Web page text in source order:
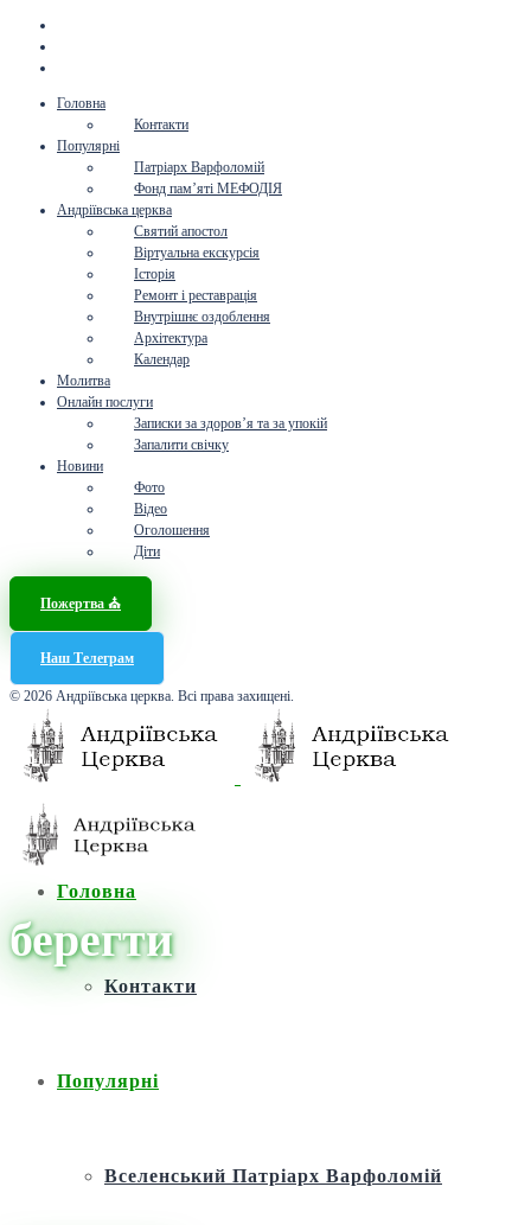
Головна
Контакти
Популярні
Патріарх Варфоломій
Фонд пам’яті МЕФОДІЯ
Андріївська церква
Святий апостол
Віртуальна екскурсія
Історія
Ремонт і реставрація
Внутрішнє оздоблення
Архітектура
Календар
Молитва
Онлайн послуги
Записки за здоров’я та за упокій
Запалити свічку
Новини
Фото
Відео
Оголошення
Діти
Пожертва ⛪️
Наш Телеграм
© 2026 Андріївська церква. Всі права захищені.
Головна
Контакти
Популярні
Вселенський Патріарх Варфоломій
берегти